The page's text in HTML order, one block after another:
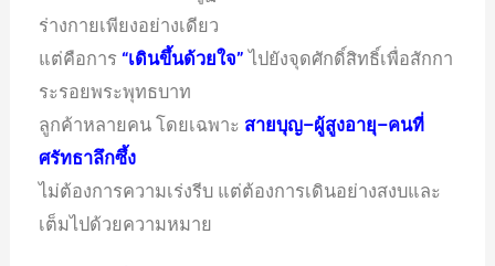
ร่างกายเพียงอย่างเดียว
แต่คือการ“เดินขึ้นด้วยใจ” ไปยังจุดศักดิ์สิทธิ์เพื่อสักกา
ระรอยพระพุทธบาท
ลูกค้าหลายคน โดยเฉพาะ สายบุญ–ผู้สูงอายุ–คนที่
ศรัทธาลึกซึ้ง
ไม่ต้องการความเร่งรีบ แต่ต้องการเดินอย่างสงบและ
เต็มไปด้วยความหมาย